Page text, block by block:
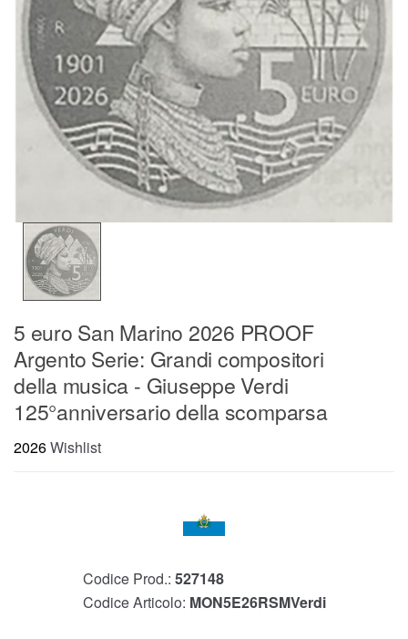
5 euro San Marino 2026 PROOF
Argento Serie: Grandi compositori
della musica - Giuseppe Verdi
125°anniversario della scomparsa
2026Wishlist
Codice Prod.: 527148
Codice Articolo: MON5E26RSMVerdi